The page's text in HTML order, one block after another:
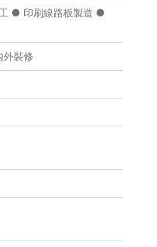
● 印刷線路板製造 ●
裝修